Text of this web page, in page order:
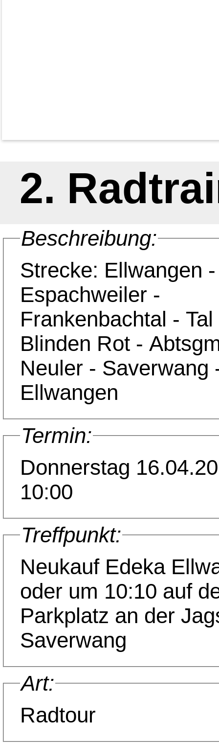
2.
Beschreibung:
Strecke: Ellwangen -
Espachweiler -
Frankenbachtal - Tal
Blinden Rot -
Neuler - Saverwang
Ellwangen
Termin:
Donnerstag
10:00
Treffpunkt:
Neukauf Edeka
oder um 10:10 auf
Parkplatz an der
Saverwang
Art:
Radtour